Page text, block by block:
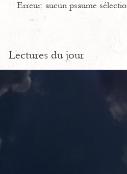
Erreur: aucun psaume
Lectures du jour